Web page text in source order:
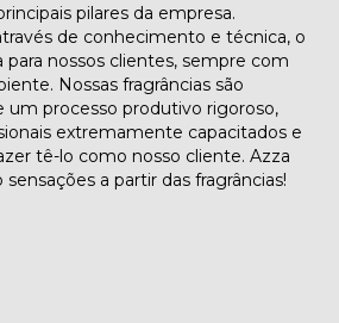
pilares da empresa.
de conhecimento e técnica, o
nossos clientes, sempre com
Nossas fragrâncias são
um processo produtivo rigoroso,
extremamente capacitados e
tê-lo como nosso cliente. Azza
a partir das fragrâncias!